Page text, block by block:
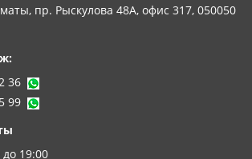
пр. Рыскулова 48А, офис 317, 050050
36
99
19:00